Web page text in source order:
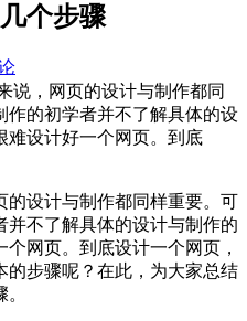
个步骤
说，网页的设计与制作都同
作的初学者并不了解具体的设
难设计好一个网页。到底
的设计与制作都同样重要。可
并不了解具体的设计与制作的
网页。到底设计一个网页，
的步骤呢？在此，为大家总结